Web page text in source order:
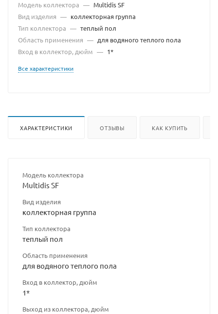
Модель коллектора — Multidis SF
Вид изделия — коллекторная группа
Тип коллектора — теплый пол
Область применения — для водяного теплого пола
Вход в коллектор, дюйм — 1*
Все характеристики
ХАРАКТЕРИСТИКИ ОТЗЫВЫ КАК КУПИТЬ
Модель коллектора
Multidis SF
Вид изделия
коллекторная группа
Тип коллектора
теплый пол
Область применения
для водяного теплого пола
Вход в коллектор, дюйм
1*
Выход из коллектора, дюйм